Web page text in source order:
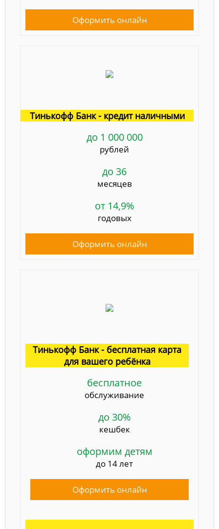
Оформить онлайн
Тинькофф Банк - кредит наличными
до 1 000 000
рублей
до 36
месяцев
от 14,9%
годовых
Оформить онлайн
Тинькофф Банк - бесплатная карта
для вашего ребёнка
бесплатное
обслуживание
до 30%
кешбек
оформим детям
до 14 лет
Оформить онлайн